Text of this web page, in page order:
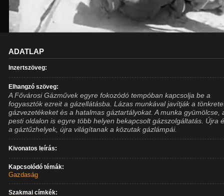
ADATLAP
Inzertszöveg:
Elhangzó szöveg:
A Fővárosi Gázművek egyre fokozódó tempóban kapcsolja be a
fogyasztók ezreit a gázellátásba. Lázas munkával javítják a
gázvezetékeket és a hatalmas gáztartályokat. A munka gyümölcse,
pesti oldalon is egyre több helyen bekapcsolt gázszolgáltatás. Újra
a gáztűzhelyek, újra világítanak a közutak gázlámpái.
Kivonatos leírás:
Kapcsolódó témák:
Gazdaság
Szakmai címkék: